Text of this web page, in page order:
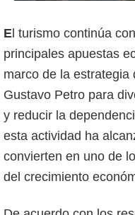
El turismo continúa consolidándose como una de las
principales apuestas
marco de la estrategia
Gustavo Petro para
y reducir la
esta actividad ha
convierten en uno de
del crecimiento